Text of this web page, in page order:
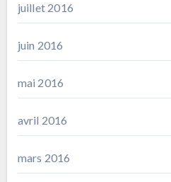
juillet 2016
juin 2016
mai 2016
avril 2016
mars 2016